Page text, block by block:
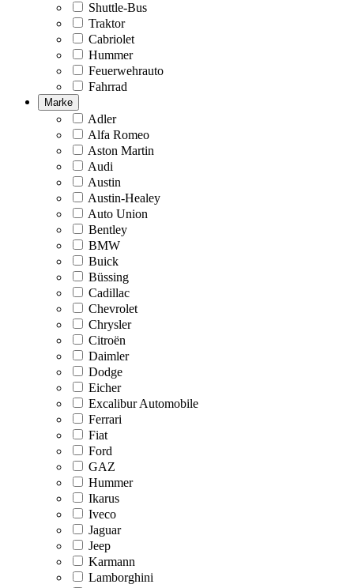
Shuttle-Bus
Traktor
Cabriolet
Hummer
Feuerwehrauto
Fahrrad
Marke
Adler
Alfa Romeo
Aston Martin
Audi
Austin
Austin-Healey
Auto Union
Bentley
BMW
Buick
Büssing
Cadillac
Chevrolet
Chrysler
Citroën
Daimler
Dodge
Eicher
Excalibur Automobile
Ferrari
Fiat
Ford
GAZ
Hummer
Ikarus
Iveco
Jaguar
Jeep
Karmann
Lamborghini